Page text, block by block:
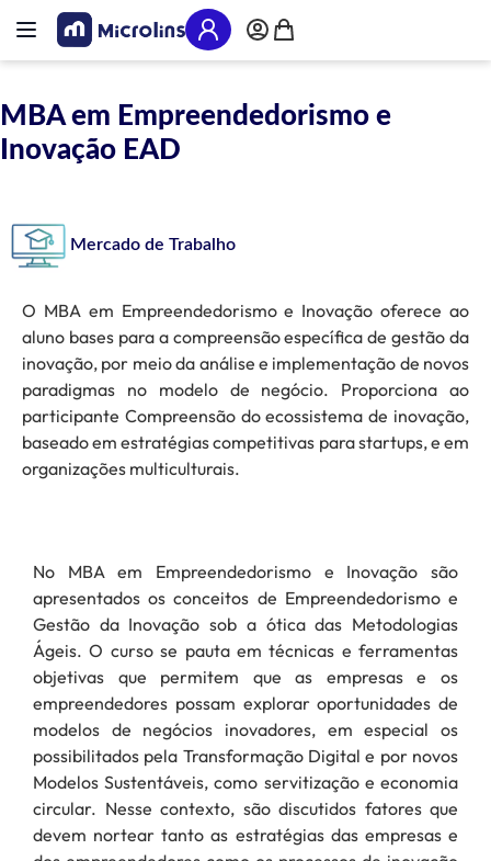
Pular para o conteúdo
Alternar Nav
Meu Carrinho
Mercado de Trabalho
O MBA em Empreendedorismo e Inovação oferece ao
aluno bases para a compreensão específica de gestão da
inovação, por meio da análise e implementação de novos
paradigmas no modelo de negócio. Proporciona ao
participante Compreensão do ecossistema de inovação,
baseado em estratégias competitivas para startups, e em
organizações multiculturais.
No MBA em Empreendedorismo e Inovação são
apresentados os conceitos de Empreendedorismo e
Gestão da Inovação sob a ótica das Metodologias
Ágeis. O curso se pauta em técnicas e ferramentas
objetivas que permitem que as empresas e os
empreendedores possam explorar oportunidades de
modelos de negócios inovadores, em especial os
possibilitados pela Transformação Digital e por novos
Modelos Sustentáveis, como servitização e economia
circular. Nesse contexto, são discutidos fatores que
devem nortear tanto as estratégias das empresas e
MBA em Empreendedorismo e
Inovação EAD